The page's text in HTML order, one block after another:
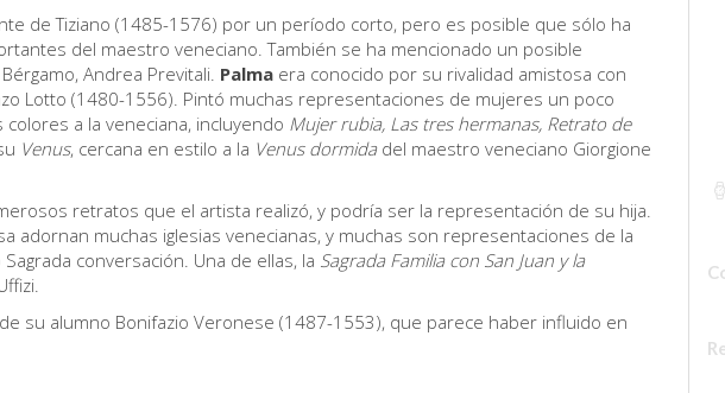
de Tiziano (1485-1576) por un período corto, pero es posible que sólo ha
del maestro veneciano. También se ha mencionado un posible
Andrea Previtali. Palma era conocido por su rivalidad amistosa con
Lotto (1480-1556). Pintó muchas representaciones de mujeres un poco
a la veneciana, incluyendo Mujer rubia, Las tres hermanas, Retrato de
Venus, cercana en estilo a la Venus dormidadel maestro veneciano Giorgione
retratos que el artista realizó, y podría ser la representación de su hija.
adornan muchas iglesias venecianas, y muchas son representaciones de la
conversación. Una de ellas, la Sagrada Familia con San Juan y la
su alumno Bonifazio Veronese (1487-1553), que parece haber influido en